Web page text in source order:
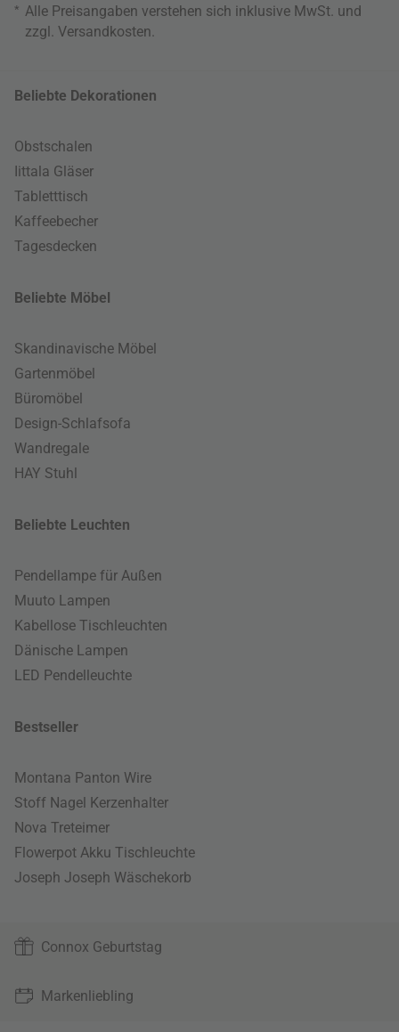
* Alle Preisangaben verstehen sich inklusive MwSt. und
zzgl. Versandkosten
Beliebte Dekorationen
Obstschalen
Iittala Gläser
Tabletttisch
Kaffeebecher
Tagesdecken
Beliebte Möbel
Skandinavische Möbel
Gartenmöbel
Büromöbel
Design-Schlafsofa
Wandregale
HAY Stuhl
Beliebte Leuchten
Pendellampe für Außen
Muuto Lampen
Kabellose Tischleuchten
Dänische Lampen
LED Pendelleuchte
Bestseller
Montana Panton Wire
Stoff Nagel Kerzenhalter
Nova Treteimer
Flowerpot Akku Tischleuchte
Joseph Joseph Wäschekorb
Connox Geburtstag
Markenliebling